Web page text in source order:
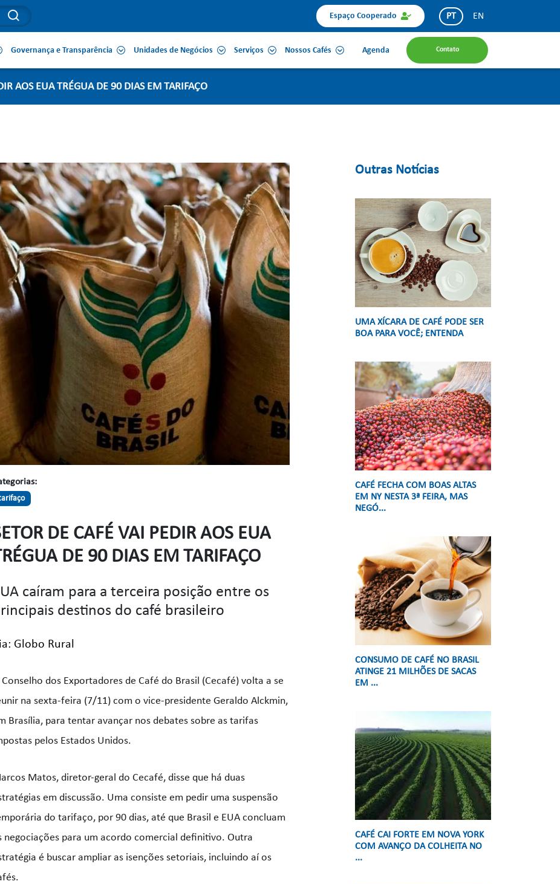
Espaço Cooperado PT EN
Governança e Transparência Unidades de Negócios Serviços Nossos Cafés Agenda Contato
AOS EUA TRÉGUA DE 90 DIAS EM TARIFAÇO
DE CAFÉ VAI PEDIR AOS EUA
DE 90 DIAS EM TARIFAÇO
caíram para a terceira posição entre os
destinos do café brasileiro
Globo Rural
Conselho dos Exportadores de Café do Brasil (Cecafé) volta a se
na sexta-feira (7/11) com o vice-presidente Geraldo Alckmin,
Brasília, para tentar avançar nos debates sobre as tarifas
pelos Estados Unidos.
Matos, diretor-geral do Cecafé, disse que há duas
em discussão. Uma consiste em pedir uma suspensão
do tarifaço, por 90 dias, até que Brasil e EUA concluam
negociações para um acordo comercial definitivo. Outra
é buscar ampliar as isenções setoriais, incluindo aí os
Outras Notícias
UMA XÍCARA DE CAFÉ PODE SER
BOA PARA VOCÊ; ENTENDA
CAFÉ FECHA COM BOAS ALTAS
EM NY NESTA 3ª FEIRA, MAS
NEGÓ...
CONSUMO DE CAFÉ NO BRASIL
ATINGE 21 MILHÕES DE SACAS
EM ...
CAFÉ CAI FORTE EM NOVA YORK
COM AVANÇO DA COLHEITA NO
...